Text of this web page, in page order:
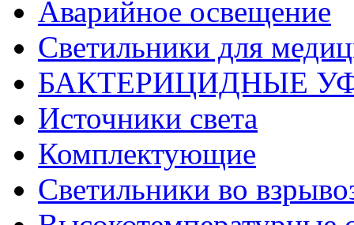
Аварийное освещение
Светильники для
БАКТЕРИЦИДНЫЕ
Источники света
Комплектующие
Светильники во